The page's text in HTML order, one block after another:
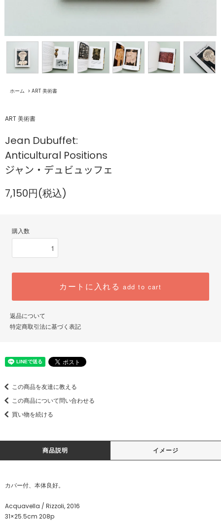
ホーム > ART 美術書
ART 美術書
Jean Dubuffet:
Anticultural Positions
ジャン・デュビュッフェ
7,150円(税込)
購入数
カートに入れるadd to cart
返品について
特定商取引法に基づく表記
この商品を友達に教える
この商品について問い合わせる
買い物を続ける
商品説明 イメージ
カバー付、本体良好。
Acquavella / Rizzoli, 2016
31×25.5cm 208p